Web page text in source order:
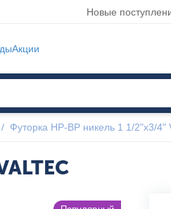
Новые
Акции
/ Футорка НР-ВР никель 1 1/2"x3/4"